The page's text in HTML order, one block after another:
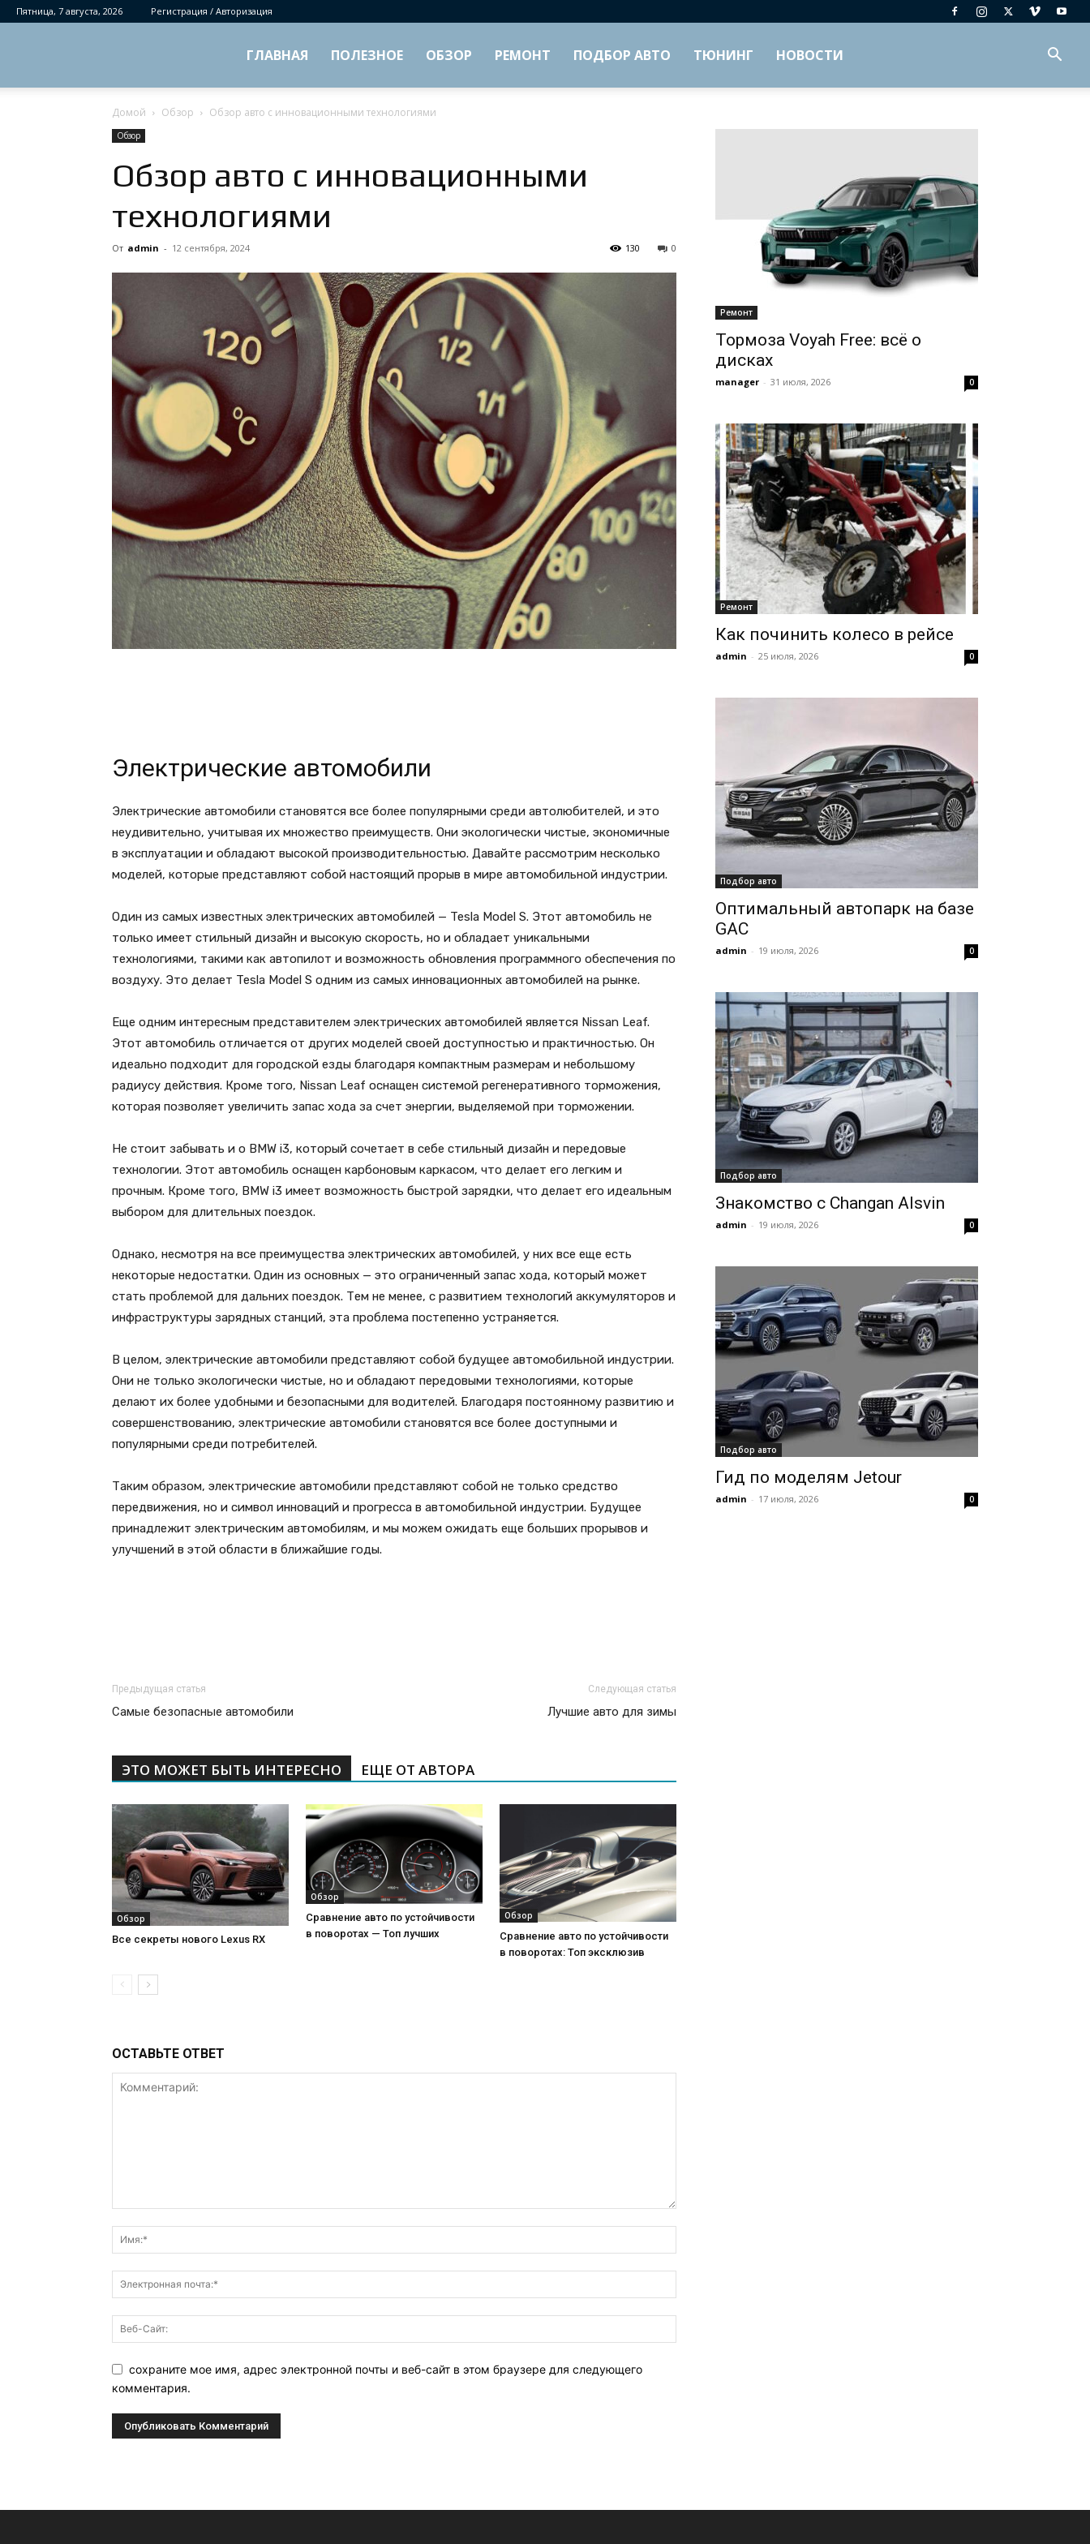
Пятница, 7 августа, 2026 Регистрация / Авторизация
ГЛАВНАЯ ПОЛЕЗНОЕ ОБЗОР РЕМОНТ ПОДБОР АВТО ТЮНИНГ НОВОСТИ
Домой Обзор Обзор авто с инновационными технологиями
Обзор
Обзор авто с инновационными
технологиями
От admin - 12 сентября, 2024 0
130
Электрические автомобили
Электрические автомобили становятся все более популярными среди автолюбителей, и это
неудивительно, учитывая их множество преимуществ. Они экологически чистые, экономичные
в эксплуатации и обладают высокой производительностью. Давайте рассмотрим несколько
моделей, которые представляют собой настоящий прорыв в мире автомобильной индустрии.
Один из самых известных электрических автомобилей — Tesla Model S. Этот автомобиль не
только имеет стильный дизайн и высокую скорость, но и обладает уникальными
технологиями, такими как автопилот и возможность обновления программного обеспечения по
воздуху. Это делает Tesla Model S одним из самых инновационных автомобилей на рынке.
Еще одним интересным представителем электрических автомобилей является Nissan Leaf.
Этот автомобиль отличается от других моделей своей доступностью и практичностью. Он
идеально подходит для городской езды благодаря компактным размерам и небольшому
радиусу действия. Кроме того, Nissan Leaf оснащен системой регенеративного торможения,
которая позволяет увеличить запас хода за счет энергии, выделяемой при торможении.
Не стоит забывать и о BMW i3, который сочетает в себе стильный дизайн и передовые
технологии. Этот автомобиль оснащен карбоновым каркасом, что делает его легким и
прочным. Кроме того, BMW i3 имеет возможность быстрой зарядки, что делает его идеальным
выбором для длительных поездок.
Однако, несмотря на все преимущества электрических автомобилей, у них все еще есть
некоторые недостатки. Один из основных — это ограниченный запас хода, который может
стать проблемой для дальних поездок. Тем не менее, с развитием технологий аккумуляторов и
инфраструктуры зарядных станций, эта проблема постепенно устраняется.
В целом, электрические автомобили представляют собой будущее автомобильной индустрии.
Они не только экологически чистые, но и обладают передовыми технологиями, которые
делают их более удобными и безопасными для водителей. Благодаря постоянному развитию и
совершенствованию, электрические автомобили становятся все более доступными и
популярными среди потребителей.
Таким образом, электрические автомобили представляют собой не только средство
передвижения, но и символ инноваций и прогресса в автомобильной индустрии. Будущее
принадлежит электрическим автомобилям, и мы можем ожидать еще больших прорывов и
улучшений в этой области в ближайшие годы.
Предыдущая статья
Самые безопасные автомобили
Следующая статья
Лучшие авто для зимы
ЭТО МОЖЕТ БЫТЬ ИНТЕРЕСНО ЕЩЕ ОТ АВТОРА
Обзор
Все секреты нового Lexus RX
Обзор
Сравнение авто по устойчивости
в поворотах — Топ лучших
Обзор
Сравнение авто по устойчивости
в поворотах: Топ эксклюзив
ОСТАВЬТЕ ОТВЕТ
сохраните мое имя, адрес электронной почты и веб-сайт в этом браузере для следующего
комментария.
Ремонт
Тормоза Voyah Free: всё о
дисках
manager - 31 июля, 2026 0
Ремонт
Как починить колесо в рейсе
admin - 25 июля, 2026 0
Подбор авто
Оптимальный автопарк на базе
GAC
admin - 19 июля, 2026 0
Подбор авто
Знакомство с Changan Alsvin
admin - 19 июля, 2026 0
Подбор авто
Гид по моделям Jetour
admin - 17 июля, 2026 0